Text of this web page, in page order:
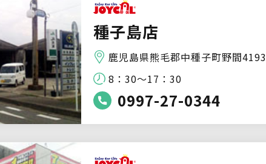
種子島店
鹿児島県熊毛郡中種子町野間4193
8：30～17：30
0997-27-0344